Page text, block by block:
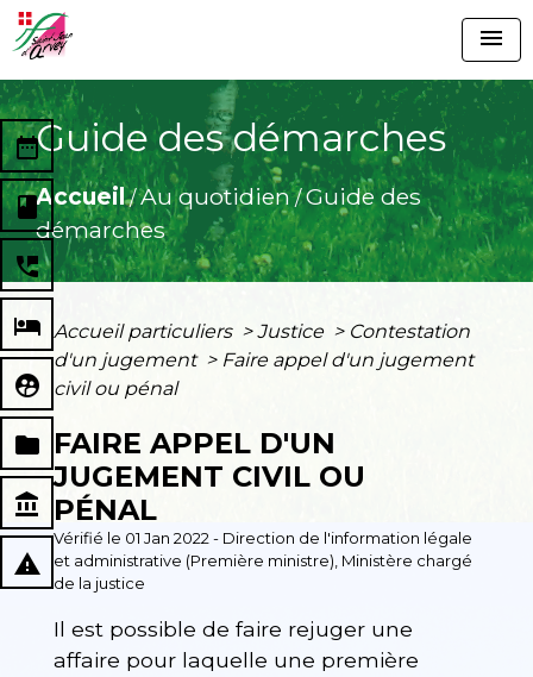
menu
Guide des démarches
Accueil/Au quotidien/Guide des
démarches
date_range
book
perm_phone_msg
local_hotel
supervised_user_circle
folder
account_balance
report_problem
Accueil particuliers > Justice > Contestation
d'un jugement > Faire appel d'un jugement
civil ou pénal
FAIRE APPEL D'UN
JUGEMENT CIVIL OU
PÉNAL
Vérifié le 01 Jan 2022 - Direction de l'information légale
et administrative (Première ministre), Ministère chargé
de la justice
Il est possible de faire rejuger une
affaire pour laquelle une première